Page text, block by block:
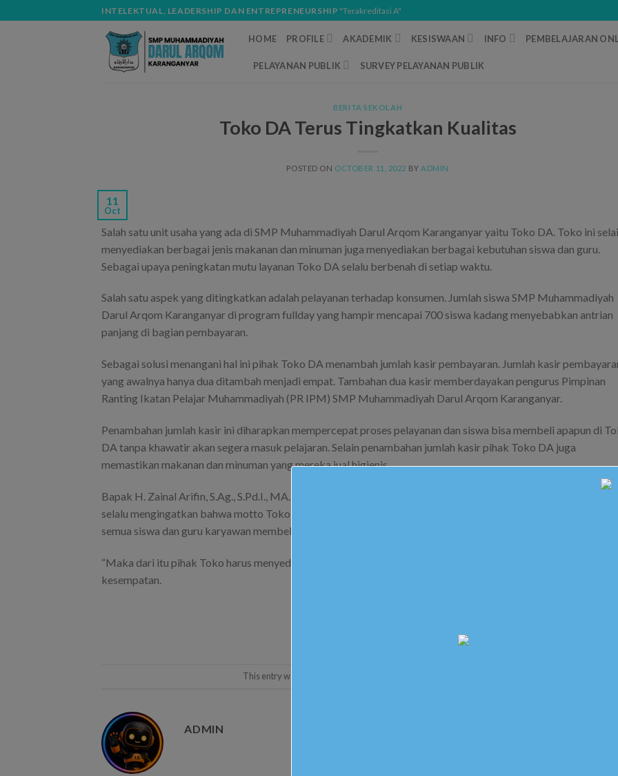
to
INTELEKTUAL, LEADERSHIP DAN ENTREPRENEURSHIP "Terakreditasi A"
HOME PROFILE AKADEMIK KESISWAAN INFO PEMBELAJARAN
PELAYANAN PUBLIK SURVEY PELAYANAN PUBLIK
BERITA SEKOLAH
Toko DA Terus Tingkatkan Kualitas
POSTED ON OCTOBER 11, 2022 BY ADMIN
11
Oct
Salah satu unit usaha yang ada di SMP Muhammadiyah Darul Arqom Karanganyar yaitu Toko DA. Toko ini
menyediakan berbagai jenis makanan dan minuman juga menyediakan berbagai kebutuhan siswa dan guru.
Sebagai upaya peningkatan mutu layanan Toko DA selalu berbenah di setiap waktu.
Salah satu aspek yang ditingkatkan adalah pelayanan terhadap konsumen. Jumlah siswa SMP Muhammadiyah
Darul Arqom Karanganyar di program fullday yang hampir mencapai 700 siswa kadang menyebabkan antrian
panjang di bagian pembayaran.
Sebagai solusi menangani hal ini pihak Toko DA menambah jumlah kasir pembayaran. Jumlah kasir
yang awalnya hanya dua ditambah menjadi empat. Tambahan dua kasir memberdayakan pengurus Pimpinan
Ranting Ikatan Pelajar Muhammadiyah (PR IPM) SMP Muhammadiyah Darul Arqom Karanganyar.
Penambahan jumlah kasir ini diharapkan mempercepat proses pelayanan dan siswa bisa membeli apapun di
DA tanpa khawatir akan segera masuk pelajaran. Selain penambahan jumlah kasir pihak Toko DA juga
memastikan makanan dan minuman yang mereka jual higienis.
Bapak H. Zainal Arifin, S.Ag., S.Pd.I., MA., M.Pd.I selalu kepala SMP Muhammadiyah Darul Arqom
selalu mengingatkan bahwa motto Toko DA yaitu Anda Belanja Anda Beramal. Diharapkan dengan motto ini
semua siswa dan guru karyawan membeli semua kebutuhan mereka di Toko DA.
“Maka dari itu pihak Toko harus menyediakan semua kebutuhan guru dan siswa” ucap beliau di salah satu
kesempatan.
This entry was posted in
ADMIN